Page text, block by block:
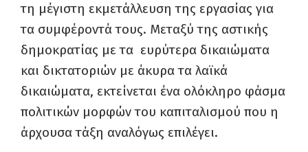
τη μέγιστη εκμετάλλευση της εργασίας για
τα συμφέροντά τους. Μεταξύ της αστικής
δημοκρατίας με τα ευρύτερα δικαιώματα
και δικτατοριών με άκυρα τα λαϊκά
δικαιώματα, εκτείνεται ένα ολόκληρο φάσμα
πολιτικών μορφών του καπιταλισμού που η
άρχουσα τάξη αναλόγως επιλέγει.